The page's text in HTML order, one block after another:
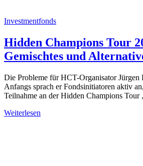
Investmentfonds
Hidden Champions Tour
Gemischtes und
Die Probleme für HCT-Organisator Jürgen
Anfangs sprach er Fondsinitiatoren aktiv
Teilnahme an der Hidden Champions Tour
Weiterlesen